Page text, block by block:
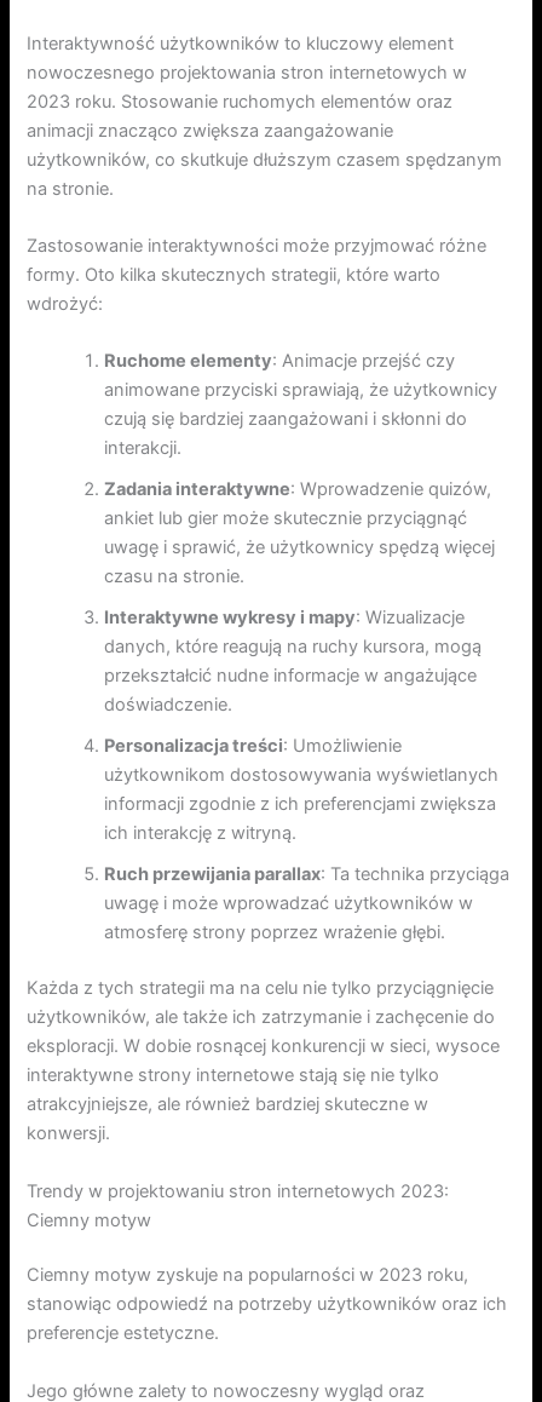
Interaktywność użytkowników to kluczowy element
nowoczesnego projektowania stron internetowych w
2023 roku. Stosowanie ruchomych elementów oraz
animacji znacząco zwiększa zaangażowanie
użytkowników, co skutkuje dłuższym czasem spędzanym
na stronie.
Zastosowanie interaktywności może przyjmować różne
formy. Oto kilka skutecznych strategii, które warto
wdrożyć:
Ruchome elementy: Animacje przejść czy
animowane przyciski sprawiają, że użytkownicy
czują się bardziej zaangażowani i skłonni do
interakcji.
Zadania interaktywne: Wprowadzenie quizów,
ankiet lub gier może skutecznie przyciągnąć
uwagę i sprawić, że użytkownicy spędzą więcej
czasu na stronie.
Interaktywne wykresy i mapy: Wizualizacje
danych, które reagują na ruchy kursora, mogą
przekształcić nudne informacje w angażujące
doświadczenie.
Personalizacja treści: Umożliwienie
użytkownikom dostosowywania wyświetlanych
informacji zgodnie z ich preferencjami zwiększa
ich interakcję z witryną.
Ruch przewijania parallax: Ta technika przyciąga
uwagę i może wprowadzać użytkowników w
atmosferę strony poprzez wrażenie głębi.
Każda z tych strategii ma na celu nie tylko przyciągnięcie
użytkowników, ale także ich zatrzymanie i zachęcenie do
eksploracji. W dobie rosnącej konkurencji w sieci, wysoce
interaktywne strony internetowe stają się nie tylko
atrakcyjniejsze, ale również bardziej skuteczne w
konwersji.
Trendy w projektowaniu stron internetowych 2023:
Ciemny motyw
Ciemny motyw zyskuje na popularności w 2023 roku,
stanowiąc odpowiedź na potrzeby użytkowników oraz ich
preferencje estetyczne.
Jego główne zalety to nowoczesny wygląd oraz